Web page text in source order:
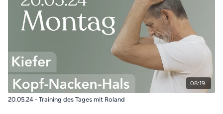
08:19
20.05.24 - Training des Tages mit Roland